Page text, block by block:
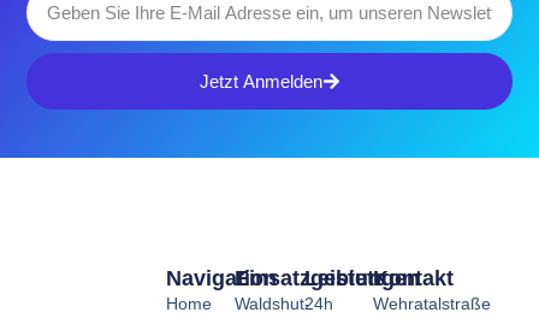
Jetzt Anmelden
Leistungen
24h
Einsatzgebiete
Waldshut-
Navigation
Home
Kontakt
Wehratalstraße